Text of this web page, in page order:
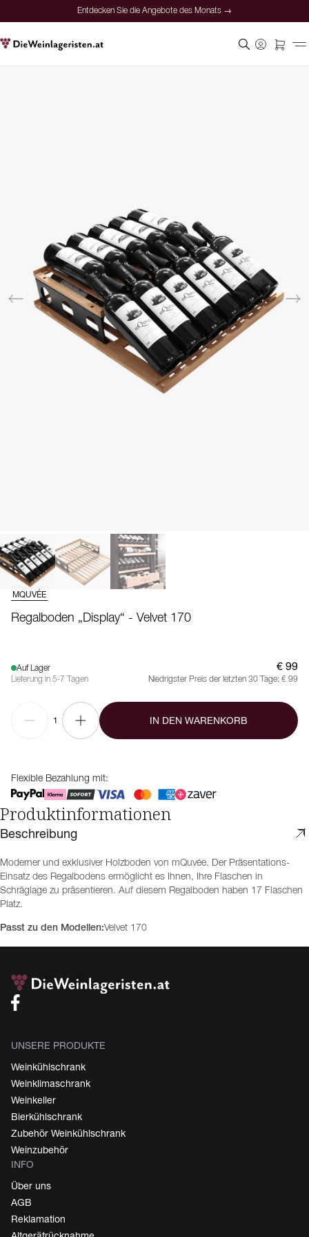
Entdecken Sie die Angebote des Monats →
MQUVÉE
Regalboden „Display“ - Velvet 170
Auf Lager
Lieferung in 5-7 Tagen
€ 99
Niedrigster Preis der letzten 30 Tage: € 99
1 IN DEN WARENKORB
Flexible Bezahlung mit:
Produktinformationen
Beschreibung
Moderner und exklusiver Holzboden von mQuvée. Der Präsentations-
Einsatz des Regalbodens ermöglicht es Ihnen, Ihre Flaschen in
Schräglage zu präsentieren. Auf diesem Regalboden haben 17 Flaschen
Platz.
Passt zu den Modellen:Velvet 170
UNSERE PRODUKTE
Weinkühlschrank
Weinklimaschrank
Weinkeller
Bierkühlschrank
Zubehör Weinkühlschrank
Weinzubehör
INFO
Über uns
AGB
Reklamation